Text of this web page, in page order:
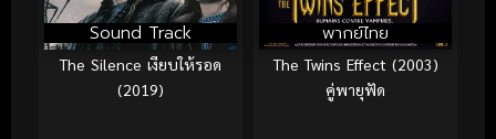
Sound Track
The Silence เงียบให้รอด
(2019)
พากย์ไทย
The Twins Effect (2003)
คู่พายุฟัด